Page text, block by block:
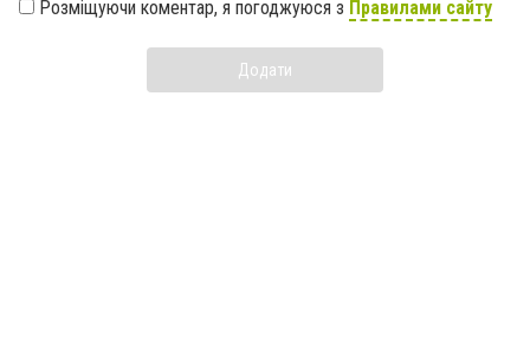
Розміщуючи коментар, я погоджуюся з Правилами сайту
Додати